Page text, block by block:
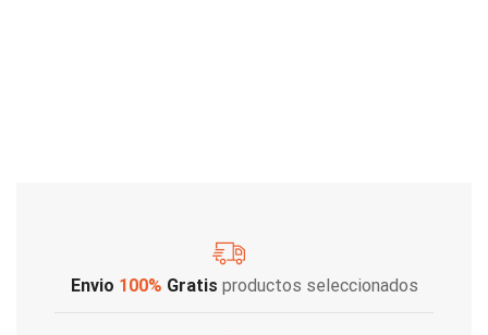
Envio 100% Gratis productos seleccionados